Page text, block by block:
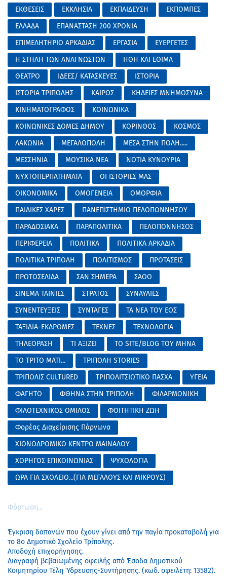
ΕΚΘΕΣΕΙΣ
ΕΚΚΛΗΣΙΑ ΕΚΠΑΙΔΕΥΣΗ
ΕΚΠΟΜΠΕΣ
ΕΛΛΑΔΑ
ΕΠΑΝΑΣΤΑΣΗ 200 ΧΡΟΝΙΑ
ΕΠΙΜΕΛΗΤΗΡΙΟ ΑΡΚΑΔΙΑΣ
ΕΡΓΑΣΙΑ
ΕΥΕΡΓΕΤΕΣ
Η ΣΤΗΛΗ ΤΩΝ ΑΝΑΓΝΩΣΤΩΝ
ΗΘΗ ΚΑΙ ΕΘΙΜΑ
ΘΕΑΤΡΟ
ΙΔΕΕΣ/ ΚΑΤΑΣΚΕΥΕΣ
ΙΣΤΟΡΙΑ
ΙΣΤΟΡΙΑ ΤΡΙΠΟΛΗΣ
ΚΑΙΡΟΣ
ΚΗΔΕΙΕΣ ΜΝΗΜΟΣΥΝΑ
ΚΙΝΗΜΑΤΟΓΡΑΦΟΣ
ΚΟΙΝΩΝΙΚΑ
ΚΟΙΝΩΝΙΚΕΣ ΔΟΜΕΣ ΔΗΜΟΥ
ΚΟΡΙΝΘΟΣ
ΚΟΣΜΟΣ
ΛΑΚΩΝΙΑ
ΜΕΓΑΛΟΠΟΛΗ
ΜΕΣΑ ΣΤΗΝ ΠΟΛΗ.....
ΜΕΣΣΗΝΙΑ
ΜΟΥΣΙΚΑ ΝΕΑ
ΝΟΤΙΑ ΚΥΝΟΥΡΙΑ
ΝΥΧΤΟΠΕΡΠΑΤΗΜΑΤΑ
ΟΙ ΙΣΤΟΡΙΕΣ ΜΑΣ
ΟΙΚΟΝΟΜΙΚΑ
ΟΜΟΓΕΝΕΙΑ
ΟΜΟΡΦΙΑ
ΠΑΙΔΙΚΕΣ ΧΑΡΕΣ
ΠΑΝΕΠΙΣΤΗΜΙΟ ΠΕΛΟΠΟΝΝΗΣΟΥ
ΠΑΡΑΔΟΣΙΑΚΑ
ΠΑΡΑΠΟΛΙΤΙΚΑ
ΠΕΛΟΠΟΝΝΗΣΟΣ
ΠΕΡΙΦΕΡΕΙΑ
ΠΟΛΙΤΙΚΑ
ΠΟΛΙΤΙΚΑ ΑΡΚΑΔΙΑ
ΠΟΛΙΤΙΚΑ ΤΡΙΠΟΛΗ
ΠΟΛΙΤΙΣΜΟΣ
ΠΡΟΤΑΣΕΙΣ
ΠΡΩΤΟΣΕΛΙΔΑ
ΣΑΝ ΣΗΜΕΡΑ
ΣΑΟΟ
ΣΙΝΕΜΑ ΤΑΙΝΙΕΣ
ΣΤΡΑΤΟΣ
ΣΥΝΑΥΛΙΕΣ
ΣΥΝΕΝΤΕΥΞΕΙΣ
ΣΥΝΤΑΓΕΣ
ΤΑ ΝΕΑ ΤΟΥ ΕΟΣ
ΤΑΞΙΔΙΑ-ΕΚΔΡΟΜΕΣ
ΤΕΧΝΕΣ
ΤΕΧΝΟΛΟΓΙΑ
ΤΗΛΕΟΡΑΣΗ
ΤΙ ΑΞΙΖΕΙ
ΤΟ SITE/BLOG ΤΟΥ ΜΗΝΑ
ΤΟ ΤΡΙΤΟ ΜΑΤΙ...
ΤΡΙΠΟΛΗ STORIES
ΤΡΙΠΟΛΙΣ CULTURED
ΤΡΙΠΟΛΙΤΣΙΩΤΙΚΟ ΠΑΣΧΑ
ΥΓΕΙΑ
ΦΑΓΗΤΟ
ΦΘΗΝΑ ΣΤΗΝ ΤΡΙΠΟΛΗ
ΦΙΛΑΡΜΟΝΙΚΗ
ΦΙΛΟΤΕΧΝΙΚΟΣ ΟΜΙΛΟΣ
ΦΟΙΤΗΤΙΚΗ ΖΩΗ
Φορέας Διαχείρισης Πάρνωνα
ΧΙΟΝΟΔΡΟΜΙΚΟ ΚΕΝΤΡΟ ΜΑΙΝΑΛΟΥ
ΧΟΡΗΓΟΣ ΕΠΙΚΟΙΝΩΝΙΑΣ
ΨΥΧΟΛΟΓΙΑ
ΩΡΑ ΓΙΑ ΣΧΟΛΕΙΟ...(ΓΙΑ ΜΕΓΑΛΟΥΣ ΚΑΙ ΜΙΚΡΟΥΣ)
Φόρτωση...
Έγκριση δαπανών που έχουν γίνει από την παγία προκαταβολή για
το 8ο Δημοτικό Σχολείο Τρίπολης.
Αποδοχή επιχορήγησης.
Διαγραφή βεβαιωμένης οφειλής από Έσοδα Δημοτικού
Κοιμητηρίου Τέλη Ύδρευσης-Συντήρησης. (κωδ. οφειλέτη: 13582).